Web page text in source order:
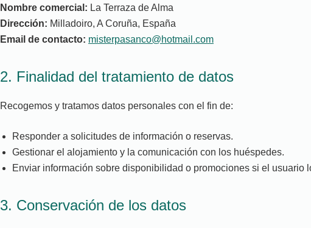
Nombre comercial: La Terraza de Alma
Dirección: Milladoiro, A Coruña, España
Email de contacto: misterpasanco@hotmail.com
2. Finalidad del tratamiento de datos
Recogemos y tratamos datos personales con el fin de:
Responder a solicitudes de información o reservas.
Gestionar el alojamiento y la comunicación con los huéspedes.
Enviar información sobre disponibilidad o promociones si el usuario
3. Conservación de los datos